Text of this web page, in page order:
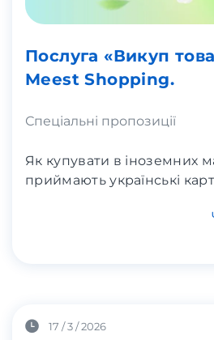
Послуга «Викуп
Meest Shopping.
Спеціальні пропозиції
Як купувати в іноземних
приймають українські
17 / 3 / 2026